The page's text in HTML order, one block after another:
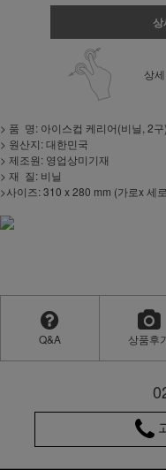
상
상
> 품 명: 아이스컵 케리어(비닐, 2구)
> 원산지: 대한민국
> 제조원: 영업상미기재
> 재 질: 비닐
>사이즈: 310 x 280 mm (가로x 세
Q&A 상품후